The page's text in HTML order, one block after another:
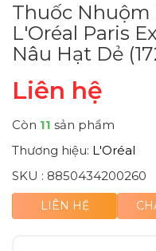
Thuốc Nhuộm
L'Oréal Paris
Nâu Hạt Dẻ
Liên hệ
Còn 11 sản phẩm
Thương hiệu: L'Oréal
SKU : 8850434200260
LIÊN HỆ